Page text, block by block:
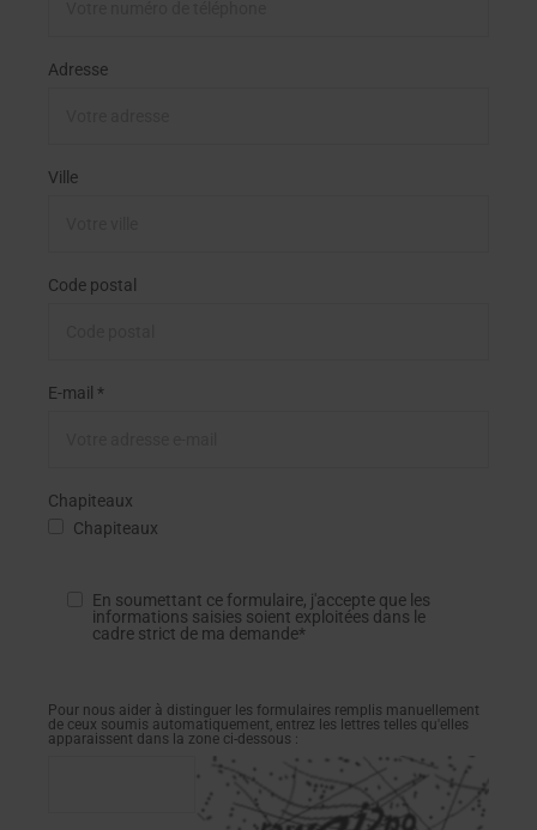
Adresse
Ville
Code postal
E-mail *
Chapiteaux
Chapiteaux
En soumettant ce formulaire, j'accepte que les
informations saisies soient exploitées dans le
cadre strict de ma demande*
Pour nous aider à distinguer les formulaires remplis manuellement
de ceux soumis automatiquement, entrez les lettres telles qu'elles
apparaissent dans la zone ci-dessous :